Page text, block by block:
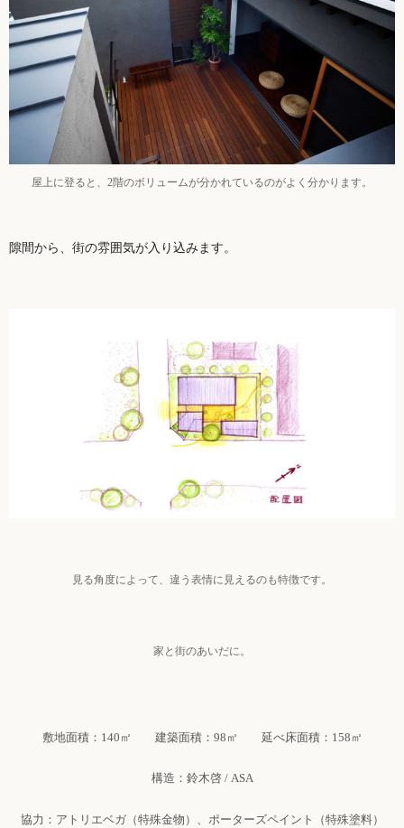
屋上に登ると、2階のボリュームが分かれているのがよく分かります。
隙間から、街の雰囲気が入り込みます。
見る角度によって、違う表情に見えるのも特徴です。
家と街のあいだに。
敷地面積：140㎡ 建築面積：98㎡ 延べ床面積：158㎡
構造：鈴木啓 / ASA
協力：アトリエベガ（特殊金物）、ポーターズペイント（特殊塗料）